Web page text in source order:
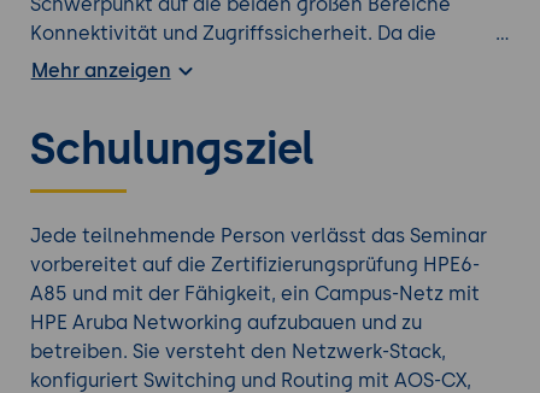
Konnektivität und Zugriffssicherheit. Da die
Zertifizierung zum 1. Juli 2026 aktualisiert wurde,
Ende jedes Tages verankert das Gelernte an
einem durchgehend aufgebauten Campus-Netz.
Finden Sie die richtigeAccess Weiterbildungaus
unserem Portfolio.
Mehr anzeigen
Schulungsziel
Jede teilnehmende Person verlässt das Seminar
vorbereitet auf die Zertifizierungsprüfung HPE6-
A85 und mit der Fähigkeit, ein Campus-Netz mit
HPE Aruba Networking aufzubauen und zu
betreiben. Sie versteht den Netzwerk-Stack,
konfiguriert Switching und Routing mit AOS-CX,